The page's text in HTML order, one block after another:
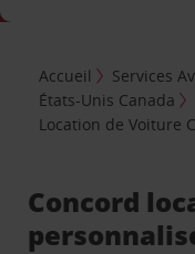
Accueil Services
États-Unis Canada
Location de Voiture
Concord